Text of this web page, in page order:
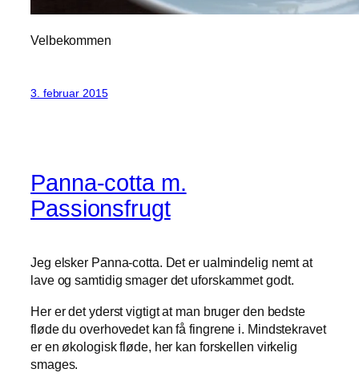
Velbekommen
3. februar 2015
Panna-cotta m.
Passionsfrugt
Jeg elsker Panna-cotta. Det er ualmindelig nemt at
lave og samtidig smager det uforskammet godt.
Her er det yderst vigtigt at man bruger den bedste
fløde du overhovedet kan få fingrene i. Mindstekravet
er en økologisk fløde, her kan forskellen virkelig
smages.